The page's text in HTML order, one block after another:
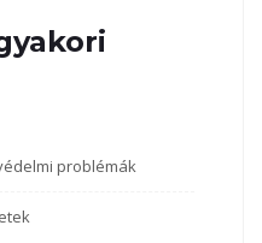
problémák